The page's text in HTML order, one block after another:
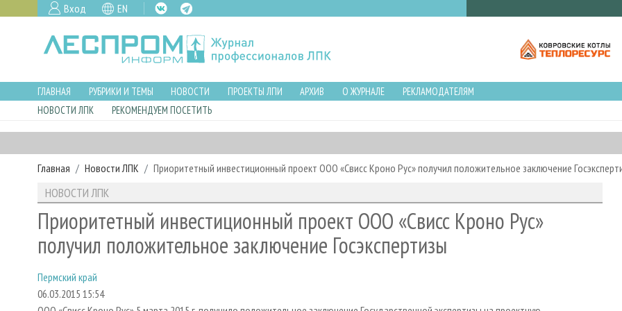
Вход EN
ГЛАВНАЯ РУБРИКИ И ТЕМЫ НОВОСТИ ПРОЕКТЫ ЛПИ АРХИВ О ЖУРНАЛЕ
РЕКЛАМОДАТЕЛЯМ
НОВОСТИ ЛПК
РЕКОМЕНДУЕМ ПОСЕТИТЬ
Главная Новости ЛПК Приоритетный инвестиционный проект ООО «Свисс Кроно Рус» получил положительное заключение
НОВОСТИ ЛПК
Приоритетный инвестиционный проект ООО «Свисс Кроно Рус»
получил положительное заключение Госэкспертизы
Пермский край
06.03.2015 15:54